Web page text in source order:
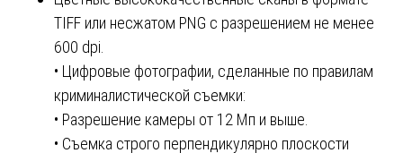
TIFF или несжатом PNG с разрешением не менее
600 dpi.
• Цифровые фотографии, сделанные по правилам
криминалистической съемки:
• Разрешение камеры от 12 Мп и выше.
• Съемка строго перпендикулярно плоскости